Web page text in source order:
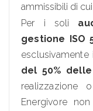
ammissibili di
Per i soli
gestione ISO
esclusivamente
del 50%
realizzazione
Energivore